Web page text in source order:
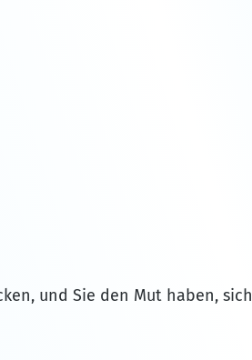
und Sie den Mut haben, sich